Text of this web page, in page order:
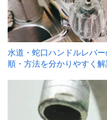
水道・蛇口ハンドルレバ
順・方法を分かりやすく解